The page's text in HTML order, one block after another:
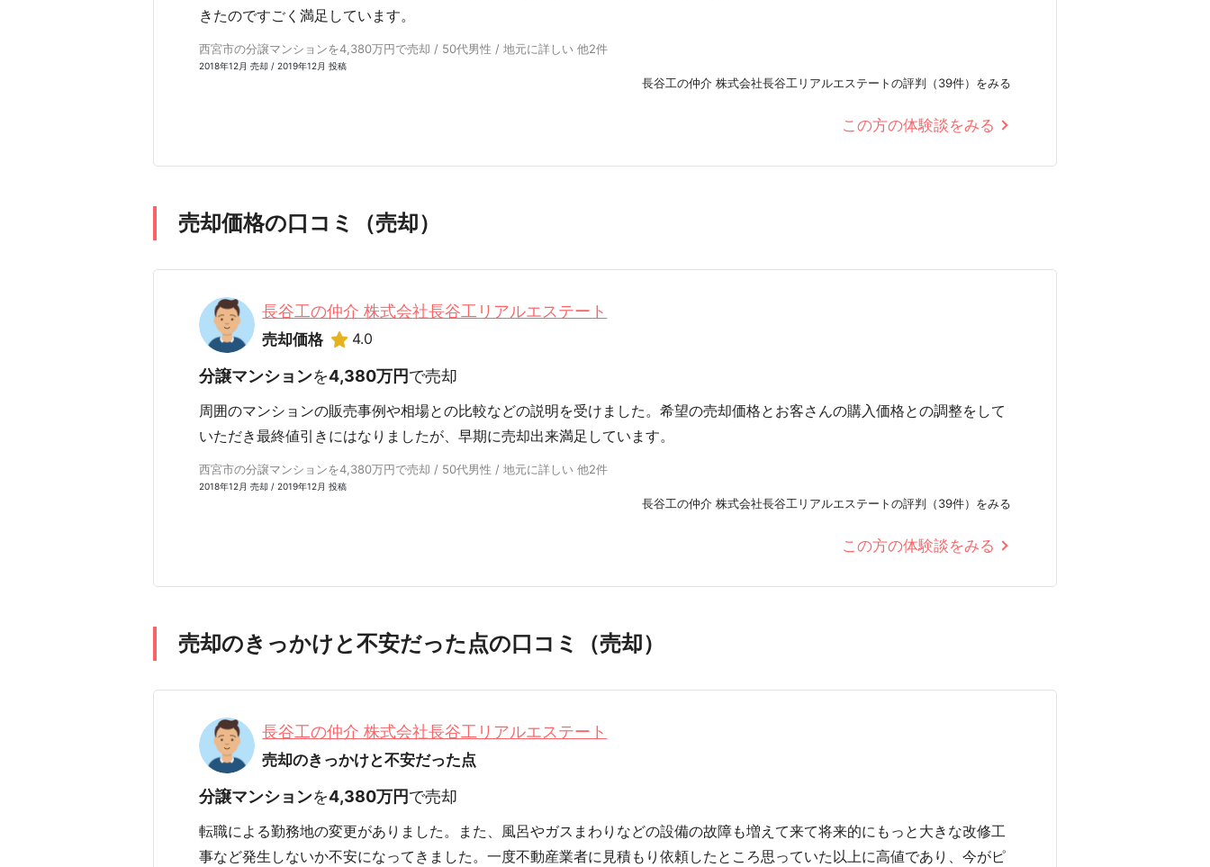
きたのですごく満足しています。
西宮市の分譲マンションを4,380万円で売却 / 50代男性 / 地元に詳しい 他2件
2018年12月 売却 / 2019年12月 投稿
長谷工の仲介 株式会社長谷工リアルエステートの評判（39件）をみる
この方の体験談をみる
売却価格の口コミ（売却）
長谷工の仲介 株式会社長谷工リアルエステート
売却価格 4.0
分譲マンションを4,380万円で売却
周囲のマンションの販売事例や相場との比較などの説明を受けました。希望の売却価格とお客さんの購入価格との調整をして
いただき最終値引きにはなりましたが、早期に売却出来満足しています。
西宮市の分譲マンションを4,380万円で売却 / 50代男性 / 地元に詳しい 他2件
2018年12月 売却 / 2019年12月 投稿
長谷工の仲介 株式会社長谷工リアルエステートの評判（39件）をみる
この方の体験談をみる
売却のきっかけと不安だった点の口コミ（売却）
長谷工の仲介 株式会社長谷工リアルエステート
売却のきっかけと不安だった点
分譲マンションを4,380万円で売却
転職による勤務地の変更がありました。また、風呂やガスまわりなどの設備の故障も増えて来て将来的にもっと大きな改修工
事など発生しないか不安になってきました。一度不動産業者に見積もり依頼したところ思っていた以上に高値であり、今がピ